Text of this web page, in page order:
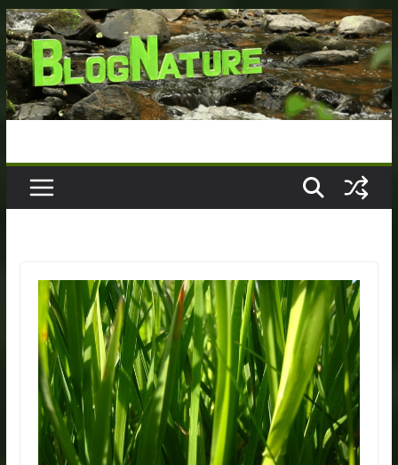
Passer
au
contenu